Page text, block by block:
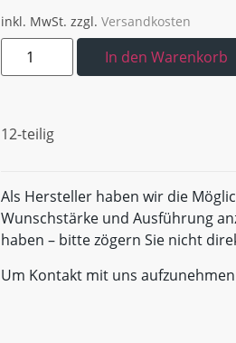
inkl. MwSt. zzgl. Versandkosten
In den Warenkorb
12-teilig
Als Hersteller haben wir die
Wunschstärke und Ausführung
haben – bitte zögern Sie nicht
Um Kontakt mit uns